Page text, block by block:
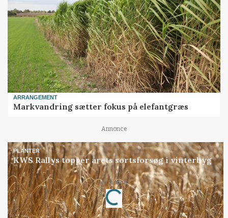
ARRANGEMENT
Markvandring sætter fokus på elefantgræs
Annonce
PLANTER
KWS Rallys topper årets sortsforsøg i vinterbyg
Annonce
Loading...